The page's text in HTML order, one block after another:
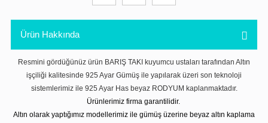
Ürün Hakkında
Resmini gördüğünüz ürün BARIŞ TAKI kuyumcu ustaları tarafından Altın
işçiliği kalitesinde 925 Ayar Gümüş ile yapılarak üzeri son teknoloji
sistemlerimiz ile 925 Ayar Has beyaz RODYUM kaplanmaktadır.
Ürünlerimiz firma garantilidir.
Altın olarak yaptığımız modellerimiz ile gümüş üzerine beyaz altın kaplama